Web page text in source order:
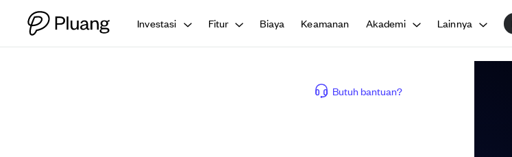
Investasi Fitur Biaya Keamanan Akademi Lainnya
Butuh bantuan?